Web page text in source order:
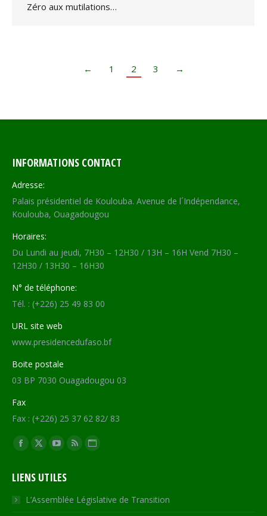
Zéro aux mutilations…
← 1 2 3 →
INFORMATIONS CONTACT
Adresse:
Palais présidentiel de Koulouba. Avenue de l´Indépendance,
Koulouba, Ouagadougou
Horaires:
Du Lundi au jeudi, 7H30 – 12H30 / 13H – 16H Vend 7H30 –
12H30 / 13H30 – 16H30
N° de téléphone:
Tél. : (+226) 25 49 83 00
URL site web
www.presidencedufaso.bf
Boite postale
03 BP 7030 Ouagadougou 03
Fax
Fax : (+226) 25 37 62 82/ 83
Trouvez nous sur :
Facebook
opens
in
new
X
opens
in
new
YouTube
opens
in
new
RSS
in
new
Site
opens
in
LIENS UTILES
L’Assemblée Législative de Transition